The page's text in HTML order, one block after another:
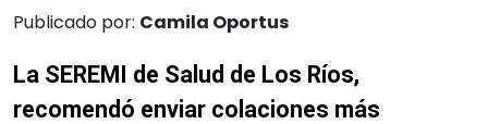
Publicado por: Camila Oportus
La SEREMI de Salud de Los Ríos,
recomendó enviar colaciones más